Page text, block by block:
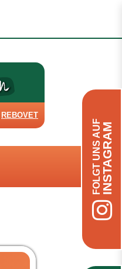
REBOVET
FOLGT UNS AUFINSTAGRAM